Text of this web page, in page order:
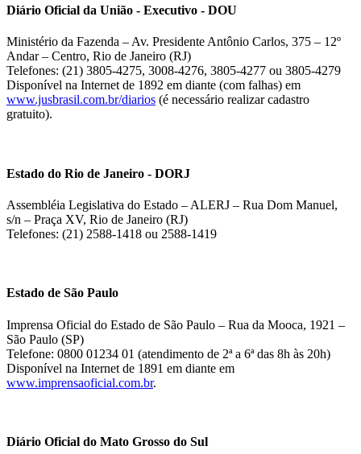
Diário Oficial da União - Executivo - DOU
Ministério da Fazenda – Av. Presidente Antônio Carlos, 375 – 12º
Andar – Centro, Rio de Janeiro (RJ)
Telefones: (21) 3805-4275, 3008-4276, 3805-4277 ou 3805-4279
Disponível na Internet de 1892 em diante (com falhas) em
www.jusbrasil.com.br/diarios (é necessário realizar cadastro
gratuito).
Estado do Rio de Janeiro - DORJ
Assembléia Legislativa do Estado – ALERJ – Rua Dom Manuel,
s/n – Praça XV, Rio de Janeiro (RJ)
Telefones: (21) 2588-1418 ou 2588-1419
Estado de São Paulo
Imprensa Oficial do Estado de São Paulo – Rua da Mooca, 1921 –
São Paulo (SP)
Telefone: 0800 01234 01 (atendimento de 2ª a 6ª das 8h às 20h)
Disponível na Internet de 1891 em diante em
www.imprensaoficial.com.br.
Diário Oficial do Mato Grosso do Sul